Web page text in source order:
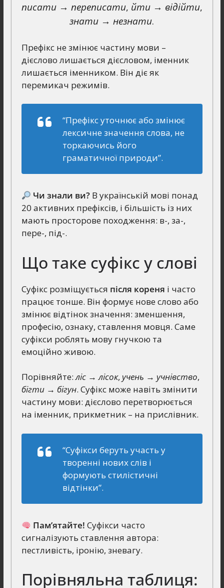
писати → переписати, йти → відійти,
знати → незнати.
Префікс не змінює частину мови –
дієслово лишається дієсловом, іменник
лишається іменником. Він діє як
перемикач режимів.
“Префікс уточнює або змінює
лексичне значення слова, не
торкаючись його
граматичної природи”.
Чи знали ви? В українській мові понад
20 активних префіксів, і більшість із них
мають просторове походження: в-, за-,
пере-, під-.
Що таке суфікс у слові
Суфікс розміщується після кореня і часто
працює тонше. Він формує нове слово або
змінює відтінок значення: зменшення,
професію, ознаку, ставлення мовця. Саме
суфікси роблять мову гнучкою та
емоційно живою.
Порівняйте:ліс → лісок, учень → учнівство,
бігти → бігун. Суфікс може навіть змінити
частину мови: дієслово перетворюється
на іменник, прикметник – на прислівник.
“Суфікси беруть участь у
творенні нових слів і
формують стилістичні
відтінки”.
Пам’ятайте! Суфікси часто
сигналізують ставлення автора:
пестливість, іронію, зневагу.
Порівняльна таблиця: